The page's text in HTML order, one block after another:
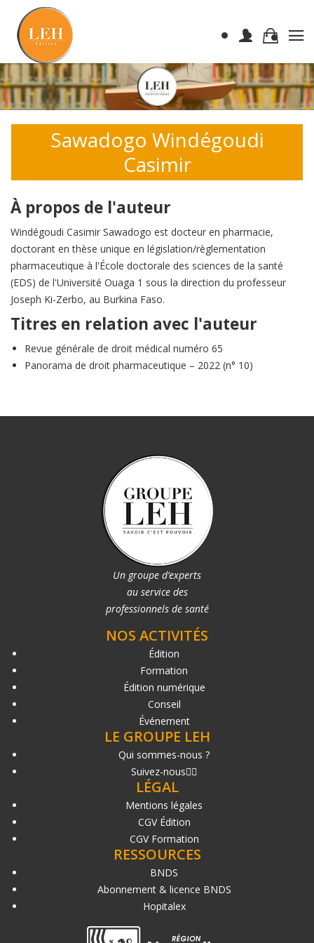
Sawadogo Windégoudi
Casimir
À propos de l'auteur
Windégoudi Casimir Sawadogo est docteur en pharmacie,
doctorant en thèse unique en législation/règlementation
pharmaceutique à l'École doctorale des sciences de la santé
(EDS) de l'Université Ouaga 1 sous la direction du professeur
Joseph Ki-Zerbo, au Burkina Faso.
Titres en relation avec l'auteur
Revue générale de droit médical numéro 65
Panorama de droit pharmaceutique – 2022 (n° 10)
Un groupe d’experts
au service des
professionnels de santé
NOS ACTIVITÉS
Édition
Formation
Édition numérique
Conseil
Événement
LE GROUPE LEH
Qui sommes-nous ?
Suivez-nous
LÉGAL
Mentions légales
CGV Édition
CGV Formation
RESSOURCES
BNDS
Abonnement & licence BNDS
Hopitalex